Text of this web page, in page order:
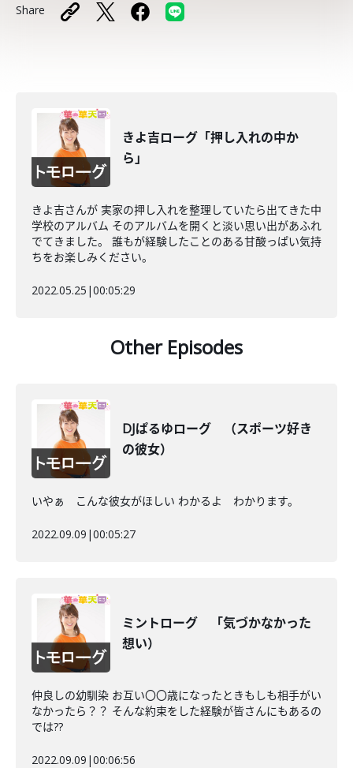
Share
きよ吉ローグ「押し入れの中か
ら」
きよ吉さんが 実家の押し入れを整理していたら出てきた中
学校のアルバム そのアルバムを開くと淡い思い出があふれ
でてきました。 誰もが経験したことのある甘酸っぱい気持
ちをお楽しみください。
2022.05.25 |00:05:29
Other Episodes
DJぱるゆローグ （スポーツ好き
の彼女）
いやぁ こんな彼女がほしい わかるよ わかります。
2022.09.09 |00:05:27
ミントローグ 「気づかなかった
想い）
仲良しの幼馴染 お互い〇〇歳になったときもしも相手がい
なかったら？？ そんな約束をした経験が皆さんにもあるの
では??
2022.09.09 |00:06:56